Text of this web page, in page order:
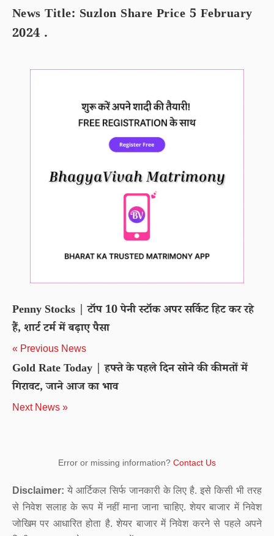
News Title: Suzlon Share Price 5 February
2024 .
Penny Stocks | टॉप 10 पेनी स्टॉक अपर सर्किट हिट कर रहे
हैं, शार्ट टर्म में बढ़ाए पैसा
« Previous News
Gold Rate Today | हफ्ते के पहले दिन सोने की कीमतों में
गिरावट, जाने आज का भाव
Next News »
Error or missing information? Contact Us
Disclaimer: ये आर्टिकल सिर्फ जानकारी के लिए है. इसे किसी भी तरह
से निवेश सलाह के रूप में नहीं माना जाना चाहिए. शेयर बाजार में निवेश
जोखिम पर आधारित होता है. शेयर बाजार में निवेश करने से पहले अपने